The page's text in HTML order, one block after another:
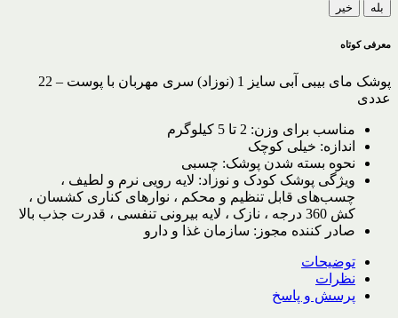
بله خیر
معرفی کوتاه
پوشک مای بیبی آبی سایز 1 (نوزاد) سری مهربان با پوست – 22
عددی
مناسب برای وزن: 2 تا 5 کیلوگرم
اندازه: خیلی کوچک
نحوه بسته شدن پوشک: چسبی
ویژگی پوشک کودک و نوزاد: لایه رویی نرم و لطیف ،
چسب‌های قابل تنظیم و محکم ، نوارهای کناری کشسان ،
کش 360 درجه ، نازک ، لایه بیرونی تنفسی ، قدرت جذب بالا
صادر کننده مجوز: سازمان غذا و دارو
توضیحات
نظرات
پرسش و پاسخ